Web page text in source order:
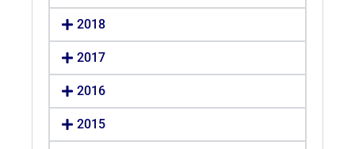
2018
2017
2016
2015